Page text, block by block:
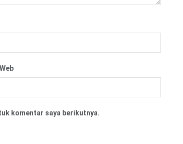
komentar saya berikutnya.